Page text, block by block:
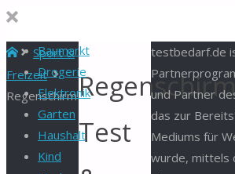
Baumarkt
Drogerie
Elektronik
Garten
Haushalt
Kind
StartSport &
Freizeit
Regenschirm
Test
testbedarf.de
und Partner
das zur
Mediums für
wurde, mittels